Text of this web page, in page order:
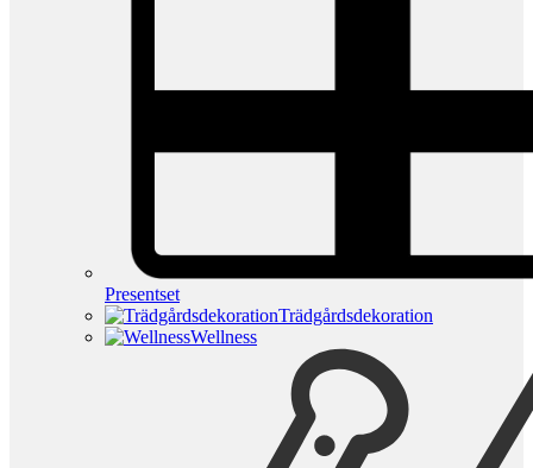
Presentset
Trädgårdsdekoration
Wellness